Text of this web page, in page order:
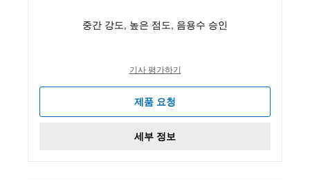
중간 강도, 높은 점도, 음용수 승인
기사 평가하기
제품 요청
세부 정보